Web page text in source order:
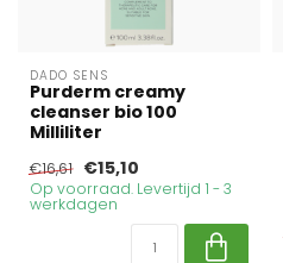
DADO SENS
Purderm creamy
cleanser bio 100
Milliliter
€16,61 €15,10
Op voorraad. Levertijd 1 - 3
werkdagen